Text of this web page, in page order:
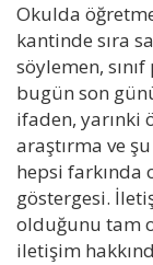
Okulda
kantinde sıra
söylemen,
bugün son
ifaden, yarınki
araştırma ve
hepsi
göstergesi.
olduğunu tam
iletişim